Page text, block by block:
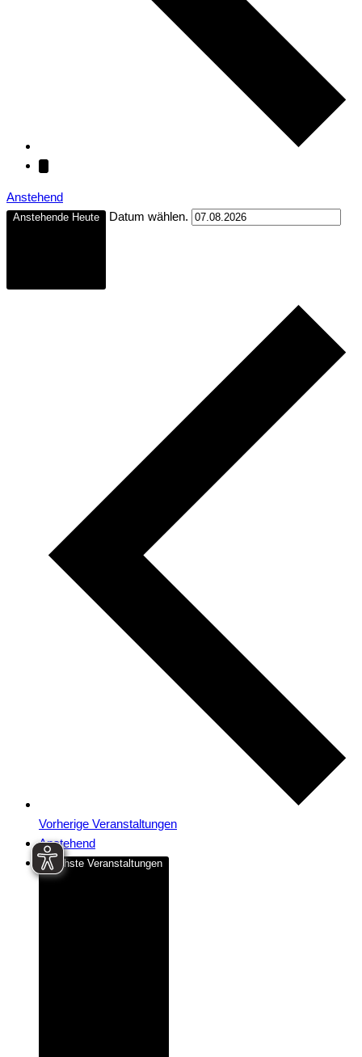
Anstehend
Anstehende Heute Datum wählen.
Vorherige Veranstaltungen
Anstehend
Nächste Veranstaltungen